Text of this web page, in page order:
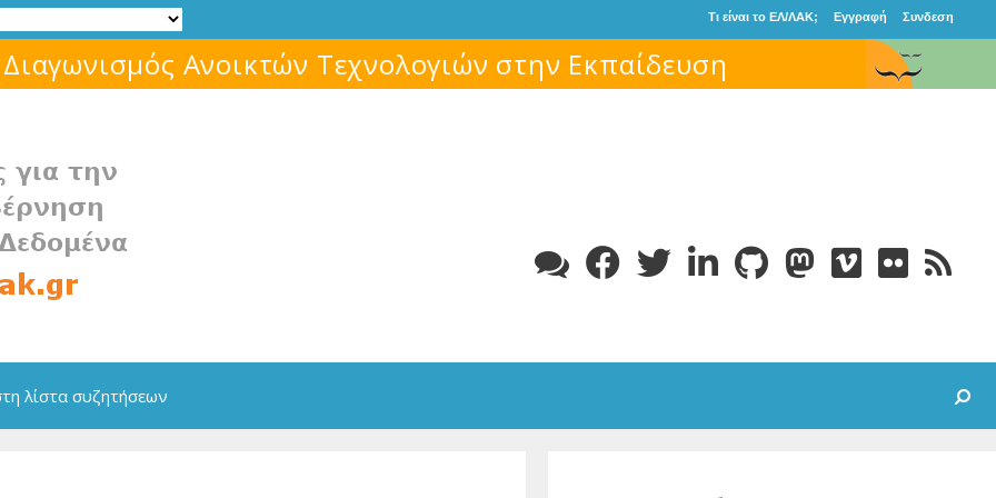
Τι είναι το ΕΛ/ΛΑΚ; Εγγραφή Συνδεση
Μάθε για το ελεύθερο λογισμικό!
λίστα συζητήσεων Search